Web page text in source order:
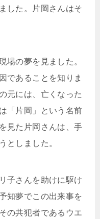
した。片岡さんはそ
場の夢を見ました。
であることを知りま
元には、亡くなった
「片岡」という名前
見た片岡さんは、手
としました。
子さんを助けに駆け
知夢でこの出来事を
の共犯者であるウエ